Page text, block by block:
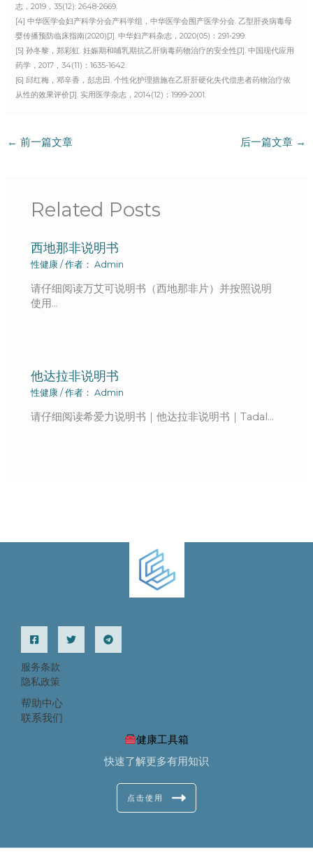
志，2019，35(12): 2648-2669.
[4] 中华医学会妇产科学分会产科学组，中华医学会围产医学分会. 乙型肝炎病毒母
婴传播预防临床指南(2020)[J]. 中华妇产科杂志，2020(05)：291-299.
[5] 孙冬黎，郑彩虹. 妊娠期和哺乳期抗乙肝病毒药物治疗的安全性[J]. 中国现代应用
药学，2017，34(11)：1635-1642.
[6] 邱红梅，邓辛香，彭忠田. 个性化护理措施在乙肝肝硬化失代偿患者药物治疗依
从性的效果评价[J]. 实用医学杂志，2014(12)：1999-2001.
← 前一篇文章 后一篇文章 →
Related Posts
西地那非说明书
性健康 / 作者： Admin
请仔细阅读万艾可说明书（西地那非片）并按照说明
使用…
他达拉非说明书
性健康 / 作者： Admin
请仔细阅读希爱力说明书｜他达拉非说明书｜Tadal…
服务条款
隐私政策
帮助中心
联系我们
健康工具箱
快速了解更多有用知识
点击使用